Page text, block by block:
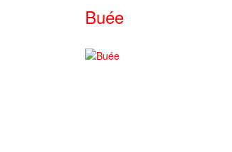
Buée